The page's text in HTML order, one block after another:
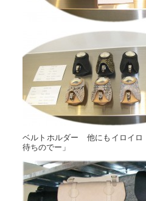
ベルトホルダー 他にもイロイ
待ちのでー」